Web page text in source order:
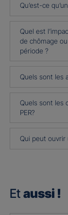
Qu’est-ce
Quel est
de chômage
période ?
Quels sont les
Quels sont les
PER?
Qui peut ouvrir
Et aussi !